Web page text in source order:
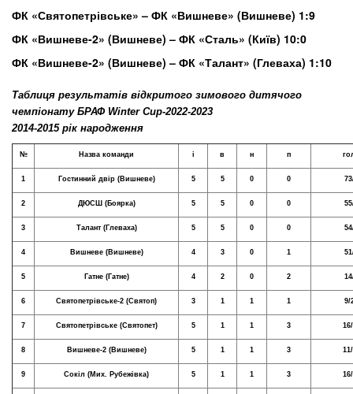
ФК «Святопетрівське» – ФК «Вишневе» (Вишневе) 1:9
ФК «Вишневе-2» (Вишневе) – ФК «Сталь» (Київ) 10:0
ФК «Вишневе-2» (Вишневе) – ФК «Талант» (Глеваха) 1:10
Таблиця результатів відкритого зимового дитячого
чемпіонату БРАФ Winter Cup-2022-2023
2014-2015 рік народження
№ Назва команди і в н п
1 Гостинний двір (Вишневе) 5 5 0 0
2 ДЮСШ (Боярка) 5 5 0 0
3 Талант (Глеваха) 5 5 0 0
4 Вишневе (Вишневе) 4 3 0 1
5 Гатне (Гатне) 4 2 0 2
6 Святопетрівське-2 (Святоп) 3 1 1 1 9/
7 Святопетрівське (Святопет) 5 1 1 3
8 Вишневе-2 (Вишневе) 5 1 1 3
9 Сокіл (Мих. Рубежівка) 5 1 1 3